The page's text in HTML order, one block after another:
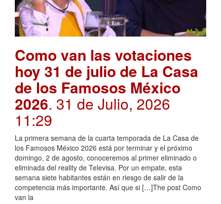
Como van las votaciones
hoy 31 de julio de La Casa
de los Famosos México
2026. 31 de Julio, 2026
11:29
La primera semana de la cuarta temporada de La Casa de
los Famosos México 2026 está por terminar y el próximo
domingo, 2 de agosto, conoceremos al primer eliminado o
eliminada del reality de Televisa. Por un empate, esta
semana siete habitantes están en riesgo de salir de la
competencia más importante. Así que si […]The post Como
van la